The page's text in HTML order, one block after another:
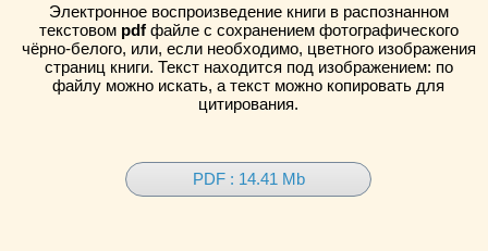
Электронное воспроизведение книги в распознанном
текстовом pdfфайле с сохранением фотографического
чёрно-белого, или, если необходимо, цветного изображения
страниц книги. Текст находится под изображением: по
файлу можно искать, а текст можно копировать для
цитирования.
PDF : 14.41 Mb